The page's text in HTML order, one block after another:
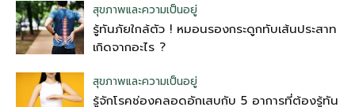
สุขภาพและความเป็นอยู่
รู้ทันภัยใกล้ตัว ! หมอนรองกระดูกทับเส้นประสาท
เกิดจากอะไร ?
สุขภาพและความเป็นอยู่
รู้จักโรคช่องคลอดอักเสบกับ 5 อาการที่ต้องรู้ทัน